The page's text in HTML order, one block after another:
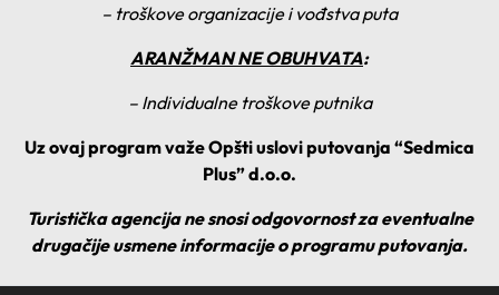
– troškove organizacijei vođstva puta
ARANŽMAN NE OBUHVATA:
– Individualne troškove putnika
Uz ovaj program važe Opšti uslovi putovanja “Sedmica
Plus” d.o.o.
Turistička agencija ne snosi odgovornost za eventualne
drugačije usmene informacije o programu putovanja.